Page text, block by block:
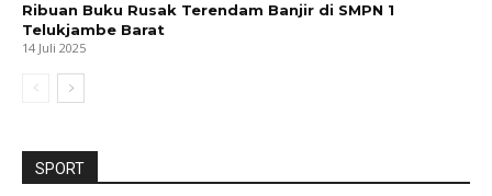
Ribuan Buku Rusak Terendam Banjir di SMPN 1
Telukjambe Barat
14 Juli 2025
SPORT